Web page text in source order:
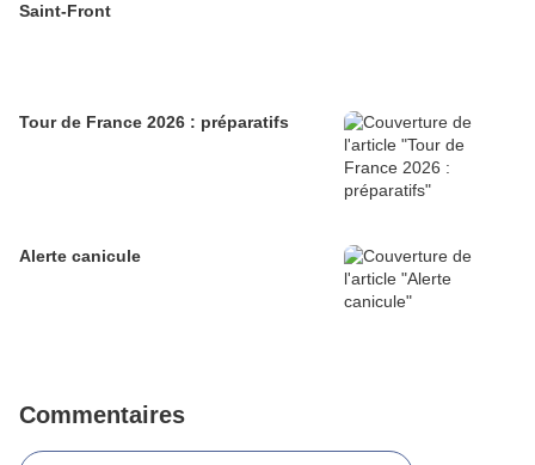
Saint-Front
Tour de France 2026 : préparatifs
Alerte canicule
Commentaires